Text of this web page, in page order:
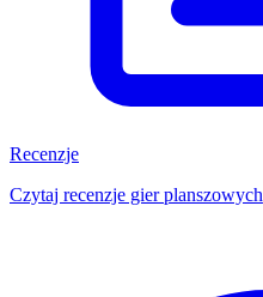
Recenzje
Czytaj recenzje gier planszowych